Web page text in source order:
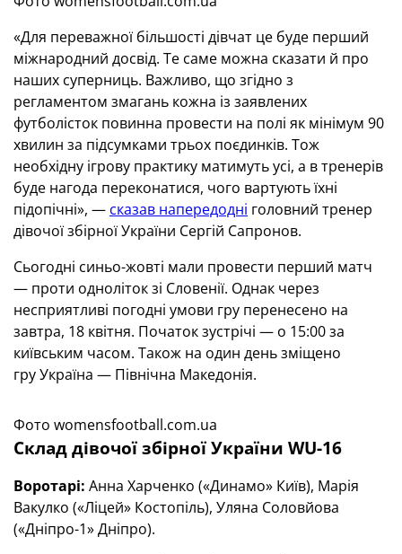
«Для переважної більшості дівчат це буде перший
міжнародний досвід. Те саме можна сказати й про
наших суперниць. Важливо, що згідно з
регламентом змагань кожна із заявлених
футболісток повинна провести на полі як мінімум 90
хвилин за підсумками трьох поєдинків. Тож
необхідну ігрову практику матимуть усі, а в тренерів
буде нагода переконатися, чого вартують їхні
підопічні», — сказав напередодні головний тренер
дівочої збірної України Сергій Сапронов.
Сьогодні синьо-жовті мали провести перший матч
— проти одноліток зі Словенії. Однак через
несприятливі погодні умови гру перенесено на
завтра, 18 квітня. Початок зустрічі — о 15:00 за
київським часом. Також на один день зміщено
гру Україна — Північна Македонія.
Фото womensfootball.com.ua
Склад дівочої збірної України WU-16
Воротарі: Анна Харченко («Динамо» Київ), Марія
Вакулко («Ліцей» Костопіль), Уляна Соловйова
(«Дніпро-1» Дніпро).